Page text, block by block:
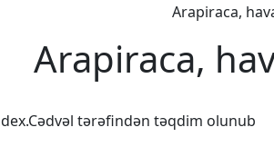
Arapiraca,
Arapiraca,
tərəfindən təqdim olunub